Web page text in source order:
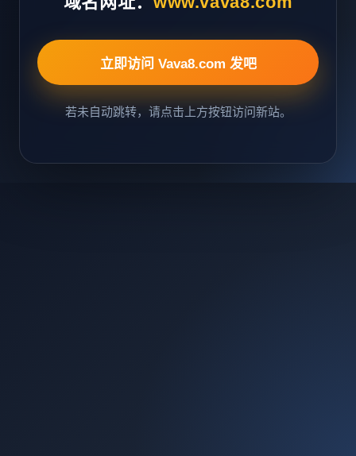
立即访问 Vava8.com 发吧
若未自动跳转，请点击上方按钮访问新站。